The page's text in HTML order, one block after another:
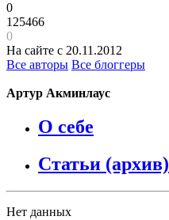
0
125466
0
На сайте с 20.11.2012
Все авторы Все блоггеры
Артур Акминлаус
О себе
Статьи (архив)
Нет данных